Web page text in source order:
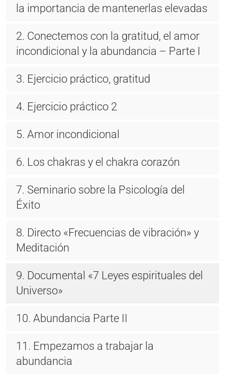
la importancia de mantenerlas elevadas
2. Conectemos con la gratitud, el amor
incondicional y la abundancia – Parte I
3. Ejercicio práctico, gratitud
4. Ejercicio práctico 2
5. Amor incondicional
6. Los chakras y el chakra corazón
7. Seminario sobre la Psicología del
Éxito
8. Directo «Frecuencias de vibración» y
Meditación
9. Documental «7 Leyes espirituales del
Universo»
10. Abundancia Parte II
11. Empezamos a trabajar la
abundancia